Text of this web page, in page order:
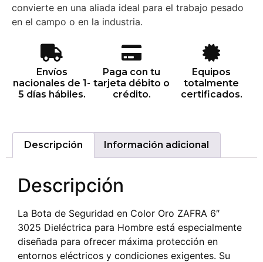
convierte en una aliada ideal para el trabajo pesado
en el campo o en la industria.
Envíos
nacionales de 1-
5 días hábiles.
Paga con tu
tarjeta débito o
crédito.
Equipos
totalmente
certificados.
Descripción Información adicional
Descripción
La Bota de Seguridad en Color Oro ZAFRA 6″
3025 Dieléctrica para Hombre está especialmente
diseñada para ofrecer máxima protección en
entornos eléctricos y condiciones exigentes. Su